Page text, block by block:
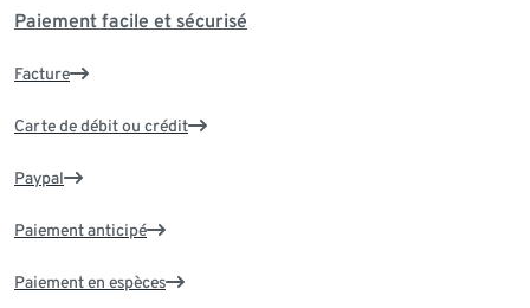
Paiement facile et sécurisé
Facture
Carte de débit ou crédit
Paypal
Paiement anticipé
Paiement en espèces